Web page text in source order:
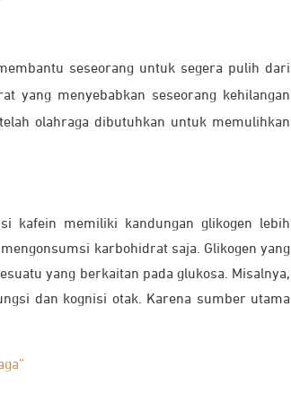
seseorang untuk segera pulih dari
yang menyebabkan seseorang kehilangan
olahraga dibutuhkan untuk memulihkan
kafein memiliki kandungan glikogen lebih
karbohidrat saja. Glikogen yang
yang berkaitan pada glukosa. Misalnya,
dan kognisi otak. Karena sumber utama